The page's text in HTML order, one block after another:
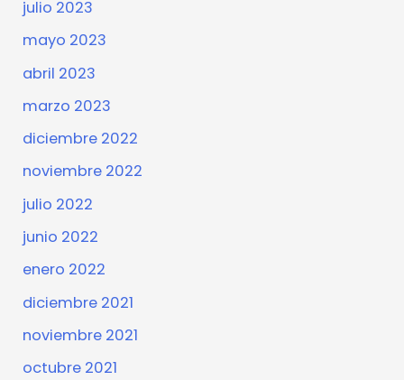
julio 2023
mayo 2023
abril 2023
marzo 2023
diciembre 2022
noviembre 2022
julio 2022
junio 2022
enero 2022
diciembre 2021
noviembre 2021
octubre 2021